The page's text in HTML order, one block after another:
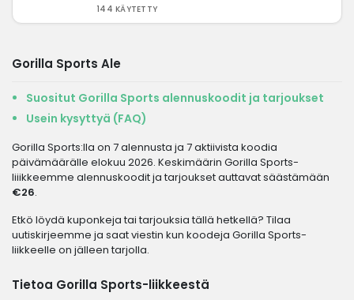
144 KÄYTETTY
Gorilla Sports Ale
Suositut Gorilla Sports alennuskoodit ja tarjoukset
Usein kysyttyä (FAQ)
Gorilla Sports:lla on 7 alennusta ja 7 aktiivista koodia
päivämäärälle elokuu 2026. Keskimäärin Gorilla Sports-
liiikkeemme alennuskoodit ja tarjoukset auttavat säästämään
€26.
Etkö löydä kuponkeja tai tarjouksia tällä hetkellä? Tilaa
uutiskirjeemme ja saat viestin kun koodeja Gorilla Sports-
liikkeelle on jälleen tarjolla.
Tietoa Gorilla Sports-liikkeestä